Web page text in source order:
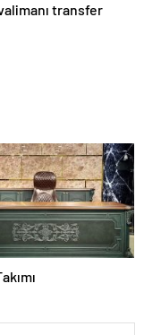
transfer